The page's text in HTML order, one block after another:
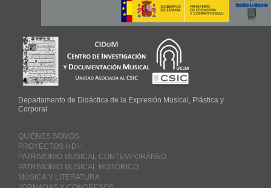
Departamento de Didáctica de la Expresión Musical, Plástica y
Corporal
QUIÉNES SOMOS
PROYECTOS I+D+i
PATRIMONIO MUSICAL CONTEMPORÁNEO
PATRIMONIO MUSICAL HISTÓRICO
MÚSICA Y LITERATURA